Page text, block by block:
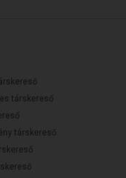
társkereső
társkereső